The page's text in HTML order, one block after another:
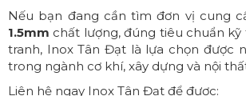
Nếu bạn đang cần tìm đơn vị cung
1.5mm chất lượng, đúng tiêu chuẩn kỹ
tranh, Inox Tân Đạt là lựa chọn được
trong ngành cơ khí, xây dựng và nội
Liên hệ ngay Inox Tân Đạt để được: